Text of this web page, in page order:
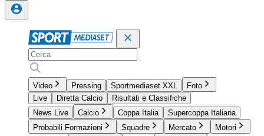
Video Pressing Sportmediaset XXL
Foto
Live
Diretta Calcio
Risultati e Classifiche
News Live
Calcio Coppa Italia
Supercoppa Italiana
Probabili Formazioni
Squadre Mercato
Motori